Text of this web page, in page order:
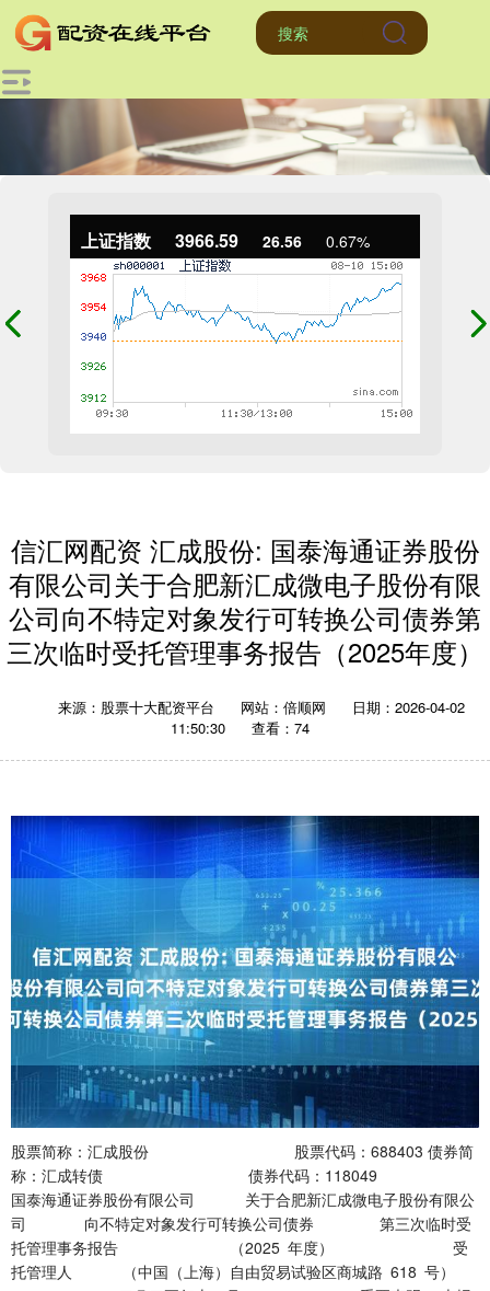
上证指数 3966.59 26.56 0.67%
信汇网配资 汇成股份: 国泰海通证券股份
有限公司关于合肥新汇成微电子股份有限
公司向不特定对象发行可转换公司债券第
三次临时受托管理事务报告（2025年度）
来源：股票十大配资平台 网站：倍顺网
日期：2026-04-02
11:50:30
查看：74
股票简称：汇成股份 股票代码：688403 债券简称：汇成转债 债券代码：118049 国泰海通证券股份有限公司 关于合肥新汇成微电子股份有限公司 向不特定对象发行可转换公司债券 第三次临时受托管理事务报告 （2025 年度） 受托管理人 （中国（上海）自由贸易试验区商城路 618 号） 二〇二五年十一月 重要声明 本报告依据《可转换公司债券管理办法》《公司债券发行与交易管理办法》 《合肥新汇成微电子股份有限公司向不特定对象发行可转换公司债券受托管理 协议》（以下简称“《受托管理协议》”）《合肥新汇成微电子股份有限公司向不特 定对象发行可转换公司债券募集说明书》 （以下简称“募集说明书”）等相关规定 和约定、公开信息披露文件，以及合肥新汇成微电子股份有限公司（以下简称“公 司” “汇成股份”或“发行人”）出具的相关说明文件以及提供的相关资料等，由 本次可转债受托管理人国泰海通证券股份有限公司（以下简称“受托管理人”、 “国泰海通”）编制。国泰海通对本报告中所包含的从上述文件中引述内容和信 息未进行独立验证，也不就该等引述内容和信息的真实性、准确性和完整性做出 任何保证或承担任何责任。 本报告不构成对投资者进行或不进行某项行为的推荐意见，投资者应对相关 事宜做出独立判断，而不应将本报告中的任何内容据以作为国泰海通所作的承诺 或声明。请投资者独立征询专业机构意见，在任何情况下，投资者不能将本报告 作为投资行为依据。 国泰海通作为汇成股份向不特定对象发行可转换公司债券（债券简称：汇 成转债，债券代码：118049，以下简称“本次可转债”）的受托管理人，持续密 切关注对债券持有人权益有重大影响的事项。根据《公司债券发行与交易管理办 法》 《公司债券受托管理人执业行为准则》 《可转换公司债券管理办法》等相关规 定、本次可转债《受托管理协议》的约定以及发行人的相关公告，现就本次可转 债重大事项报告如下： 一、注册文件及注册规模 经中国证券监督管理委员会《关于同意合肥新汇成微电子股份有限公司向不 特定对象发行可转换公司债券注册的批复》 （证监许可[2024]883 号）批复，公司 向不特定对象发行 1,148.70 万张可转换公司债券，每张面值人民币 100 元，期限 净额为人民币 114,252.79 万元。 经上海证券交易所自律监管决定书[2024]114 号文同意，公司本次发行的 易，债券简称“汇成转债”，债券代码“118049”。 二、本次债券基本情况 （一）本次发行证券的类型 本次发行证券的种类为可转换为公司 A 股股票的可转换公司债券。本次可 转换公司债券及未来转换的公司 A 股股票将在上海证券交易所科创板上市。 （二）发行数量 本次发行的可转债共计 1,148,700 手（11,487,000 张）。 （三）证券面值和发行价格 本次发行的可转换公司债券每张面值为人民币 100 元，按面值发行。 （四）债券期限 本次发行的可转债期限为自发行之日起 6 年，即 2024 年 8 月 7 日至 2030 年 8 月 6 日。 （五）债券利率 本次发行的可转换公司债券票面利率为第一年 0.20%、第二年 0.40%、第三 年 0.60%、第四年 1.50%、第五年 1.80%、第六年 2.00%。 （六）还本付息的期限和方式 本次发行的可转换公司债券采用每年付息一次的付息方式，到期归还未偿还 的可转换公司债券本金并支付最后一年利息。 计息年度的利息（以下简称“年利息”）指可转换公司债券持有人按持有的 可转换公司债券票面总金额自可转换公司债券发行首日起每满一年可享受的当 期利息。 年利息的计算公式为：I=B×i I：指年利息额； B：指本次发行的可转换公司债券持有人在计息年度（以下简称“当年”或 “每年”）付息债权登记日持有的本次可转换公司债券票面总金额； i：指本次可转换公司债券的当年票面利率。 （1）本次发行的可转换公司债券采用每年付息一次的付息方式，计息起始 日为本次可转换公司债券发行首日。 （2）付息日：每年的付息日为本次发行的可转换公司债券发行首日起每满 一年的当日。如该日为法定节假日或休息日，则顺延至下一个交易日，顺延期间 不另付息。每相邻的两个付息日之间为一个计息年度。 （3）付息债权登记日：每年的付息债权登记日为每年付息日的前一交易日， 公司将在每年付息日之后的五个交易日内支付当年利息。在付息债权登记日前 （包括付息债权登记日）申请转换成公司股票的可转换公司债券，公司不再向其 持有人支付本计息年度及以后计息年度的利息。 （4）本次可转换公司债券持有人所获得利息收入的应付税项由持有人承担。 公司将在本次可转债期满后五个工作日内办理完毕偿还债券余额本息的事 项。 （七）转股期限 本次发行的可转债转股期自可转债发行结束之日 2024 年 8 月 13 日（T+4 日） 起满 6 个月后的第一个交易日（2025 年 2 月 13 日）起至可转债到期日（2030 年 8 月 6 日）止（如遇法定节假日或休息日则延至其后的第一个工作日，顺延期 间付息款项不另计息）。 （八）转股价格调整的原则及方式 本次发行的可转债的初始转股价格为 7.70 元/股，不低于募集说明书公告日 前二十个交易日公司 A 股股票交易均价（若在该二十个交易日内发生过因除权、 除息引起股价调整的情形，则对调整前交易日的交易价按经过相应除权、除息调 整后的价格计算）和前一个交易日公司 A 股股票交易均价。 前二十个交易日公司 A 股股票交易均价=前二十个交易日公司 A 股股票交易 总额/该二十个交易日公司 A 股股票交易总量； 前一个交易日公司 A 股股票交易均价=前一个交易日公司 A 股股票交易总额 /该日公司 A 股股票交易总量。 在本次发行之后，当公司发生派送股票股利、转增股本、增发新股（不包括 因本次发行的可转换公司债券转股而增加的股本）或配股、派送现金股利等情况 使公司股份发生变化时，将按下述公式进行转股价格的调整（保留小数点后两位， 最后一位四舍五入）： 派送股票股利或转增股本：P1=P0/(1+n)； 增发新股或配股：P1=(P0+A×k)/(1+k)； 上述两项同时进行：P1=(P0+A×k)/(1+n+k)； 派送现金股利：P1=P0-D； 上述三项同时进行：P1＝(P0-D+A×k)/(1+n+k) 其中：P0 为调整前转股价，n 为派送股票股利或转增股本率，k 为增发新股 或配股率，A 为增发新股价或配股价，D 为每股派送现金股利，P1 为调整后转 股价。 当公司出现上述股份和/或股东权益变化情况时，将依次进行转股价格调整， 并在上海证券交易所网站（http://www.sse.com.cn）或中国证监会指定的其他上 市公司信息披露媒体上刊登董事会决议公告，并于公告中载明转股价格调整日、 调整办法及暂停转股期间（如需）。当转股价格调整日为本次发行的可转换公司 债券持有人转股申请日或之后，转换股份登记日之前，则该持有人的转股申请按 公司调整后的转股价格执行。 当公司可能发生股份回购、合并、分立或任何其他情形使公司股份类别、数 量和/或股东权益发生变化从而可能影响本次发行的可转换公司债券持有人的债 权利益或转股衍生权益时，公司将视具体情况按照公平、公正、公允的原则以及 充分保护本次发行的可转换公司债券持有人权益的原则调整转股价格。有关转股 价格调整内容及操作办法将依据届时国家有关法律法规、证券监管部门和上海证 券交易所的相关规定来制订。 因实施 2024 年年度权益分派， “汇成转债”转股价格由 7.70 元/股调整为 7.61 元/股，调整后的转股价格于 2025 年 5 月 16 日生效。具体内容详见公司于 2025 年 5 月 12 日在上海证券交易所网站（www.sse.com.cn）披露的《关于实施 2024 年年度权益分派调整可转债转股价格暨转股复牌的提示性公告》（公告编号 （九）转股价格向下修正条款 在本次发行的可转换公司债券存续期间，当公司A股股票在任意连续三十个 交易日中至少有十五个交易日的收盘价低于当期转股价格的85%时，公司董事 会有权提出转股价格向下修正方案并提交公司股东大会表决。 上述方案须经出席会议的股东所持表决权的三分之二以上通过方可实施。 股东大会进行表决时，持有本次发行的可转换公司债券的股东应当回避。修正 后的转股价格应不低于该次股东大会召开日前二十个交易日公司A股股票交易 均价和前一个交易日公司A股股票交易均价之间的较高者，同时修正后的转股价 格不低于最近一期经审计的每股净资产和股票面值。转股价格不得向上修正。 若在前述三十个交易日内发生过转股价格调整的情形，则在转股价格调整 日前的交易日按调整前的转股价格和收盘价计算，在转股价格调整日及之后的 交易日按调整后的转股价格和收盘价计算。 如公司决定向下修正转股价格时，公司将在上海证券交易所网站或中国证监 会指定的其他信息披露媒体上刊登相关公告，公告修正幅度、股权登记日和暂停 转股期间（如需）等相关信息。从股权登记日后的第一个交易日（即转股价格修 正日），开始恢复转股申请并执行修正后的转股价格。若转股价格修正日为转股 申请日或之后，且为转换股份登记日之前，该类转股申请应按修正后的转股价格 执行。 （十）转股股数确定方式以及转股时不足一股金额的处理办法 债券持有人在转股期内申请转股时，转股数量的计算方式为 Q=V/P，并以去 尾法取一股的整数倍。其中：Q：指可转换公司债券的转股数量；V：指可转换 公司债券持有人申请转股的可转换公司债券票面总金额；P：指申请转股当日有 效的转股价格。 可转换公司债券持有人申请转换成的股份须为整数股。转股时不足转换 1 股的可转换公司债券余额，公司将按照中国证监会、上海证券交易所等部门的有 关规定，在转股日后的五个交易日内以现金兑付该部分可转换公司债券的票面余 额以及该余额对应的当期应计利息，按照四舍五入原则精确到 0.01 元。 （十一）赎回条款 在本次发行的可转换公司债券期满后五个交易日内，公司将按债券面值的 在本次发行的可转换公司债券转股期内，当下述两种情形的任意一种出现 时，公司有权决定按照债券面值加当期应计利息的价格赎回全部或部分未转股的 可转换公司债券： （1）在转股期内，如果公司股票在连续三十个交易日中至少十五个交易日 的收盘价格不低于当期转股价格的 130%（含 130%）； （2）当本次发行的可转换公司债券未转股余额不足 3,000 万元时。 上述当期应计利息的计算公式为：IA=B×i×t/365 IA：指当期应计利息； B：指本次发行的可转换公司债券持有人持有的可转换公司债券票面总金 额； i：指可转换公司债券当年票面利率； t：指计息天数，即从上一个付息日起至本计息年度赎回日止的实际日历天 数（算头不算尾）。 若在前述三十个交易日内发生过转股价格调整的情形，则在调整前的交易日 按调整前的转股价格和收盘价计算，调整日及调整后的交易日按调整后的转股价 格和收盘价计算。 （十二）回售条款 在本次发行的可转换公司债券最后两个计息年度，如果公司股票在任何连 续三十个交易日的收盘价格低于当期转股价的 70%时，可转换公司债券持有人 有权将其持有的全部或部分可转换公司债券按面值加上当期应计利息的价格 回售给公司，当期应计利息的计算方式参见“（十一）赎回条款”的相关内容。 若在前述三十个交易日内发生过转股价格因发生派送股票股利、转增股本、 增发新股（不包括因六个月后的第一个交易日起而增加的股本）、配股以及派发 现金股利等情况而调整的情形，则在调整前的交易日按调整前的转股价格和收 盘价格计算，在调整后的交易日按调整后的转股价格和收盘价格计算。如果出 现转股价格向下修正的情况，则上述连续三十个交易日须从转股价格调整之后 的第一个交易日起重新计算。 本次发行的可转换公司债券最后两个计息年度，可转换公司债券持有人在 每个计息年度回售条件首次满足后可按上述约定条件行使回售权一次，若在首 次满足回售条件而可转换公司债券持有人未在公司届时公告的回售申报期内申 报并实施回售的，该计息年度不能再行使回售权，可转换公司债券持有人不能 多次行使部分回售权。 若公司本次发行的可转换公司债券募集资金投资项目的实施情况与公司在 募集说明书中的承诺情况相比出现重大变化，且该变化被中国证监会或上海证券 交易所认定为改变募集资金用途的，可转换公司债券持有人享有一次以面值加上 当期应计利息的价格向公司回售其持有的全部或部分可转换公司债券的权利，可 转换公司债券持有人在满足附加回售条件后，可以在附加回售申报期内进行回 售，在该次附加回售申报期内不实施回售的，不应再行使附加回售权。 当期应计利息的计算方式参见“（十一）赎回条款”的相关内容。 （十三）转股年度有关股利的归属 因本次发行的可转债转股而增加的公司 A 股股票享有与原 A 股股票同等的 权益，在股利发放的股权登记日当日下午收市后登记在册的所有 A 股普通股股 东（含因可转债转股形成的股东）均参与当期股利分配，享有同等权益。 （十四）债券持有人会议相关事项 （1）债券持有人的权利 ①依照其所持有的本次可转换公司债券数额享有约定利息； ②根据可转换公司债券募集说明书约定条件将所持有的本次可转换公司债 券转为公司股票； ③根据可转换公司债券募集说明书约定的条件行使回售权； ④依照法律、行政法规及公司章程的规定转让、赠与或质押其所持有的本次 可转换公司债券；依照其所持有的本次可转换公司债券数额享有约定利息； ⑤依照法律、公司章程的规定获得有关信息； ⑥按募集说明书约定的期限和方式要求公司偿付本次可转换公司债券本息； ⑦依照法律、行政法规等相关规定参与或者委托代理人参与债券持有人会议 并行使表决权； ⑧法律、行政法规及公司章程所赋予的其作为公司债权人的其他权利。 （2）债券持有人的义务 ①遵守公司所发行的本次可转换公司债券条款的相关规定； ②依其所认购的本次可转换公司债券数额缴纳认购资金； ③遵守债券持有人会议形成的有效决议； ④除法律、法规规定及募集说明书约定之外，不得要求公司提前偿付本次 可转换公司债券的本金和利息； ⑤法律、行政法规及公司章程规定应当由本次可转换公司债券持有人承担 的其他义务。 在本次发行的可转换公司债券存续期内及期满赎回期限内，发生下列情形之 一的，公司董事会应召集债券持有人会议： （1）公司拟变更募集说明书的约定； （2）拟修改可转换公司债券持有人会议规则； （3）拟变更受托管理人或受托管理协议的主要内容； （4）公司未能按期支付当期应付的可转换公司债券本息； （5）公司发生减资（因员工持股计划、股权激励或履行业绩承诺导致股份 回购的减资，以及为维护公司价值及股东权益所必须回购股份导致的减资除外）、 合并、分立、被托管、解散、重整或者申请破产； （6）担保人（如有）或担保物（如有）或其他偿债保障措施发生重大变化； （7）债券受托管理人、公司董事会、单独或合计持有本期可转债 10%以上 未偿还债券面值的债券持有人书面提议召开； （8）公司管理层不能正常履行职责，导致发行人债务清偿能力面临严重不 确定性，需要依法采取行动的； （9）公司提出重大债务重组方案的； （10）发生其他对债券持有人权益有重大实质影响的事项； （11）根据法律、行政法规、中国证监会、上海证券交易所及可转换公司债 券持有人会议规则的规定，应当由债券持有人会议审议并决定的其他事项。 下列机构或人士可以提议召开债券持有人会议： （1）债券受托管理人； （2）公司董事会； （3）单独或合计持有当期未偿还的可转债面值总额 10%以上的债券持有人 书面提议； （4）相关法律法规、中国证监会、上海证券交易所规定的其他机构或人士。 （1）向会议提交的每一议案应由与会的有权出席债券持有人会议的债券持 有人或其正式委托的代理人投票表决。每一张未偿还的债券（面值为人民币 100 元）拥有一票表决权。 同一表决权只能选择现场、网络或其他表决方式中的一种。同一表决权出现 重复表决的以第一次投票结果为准。 （2）公告的会议通知载明的各项拟审议事项或同一拟审议事项内并列的各 项议题应当逐项分开审议、表决。除因不可抗力等特殊原因导致会议中止或不能 作出决议外，会议不得对会议通知载明的拟审议事项进行搁置或不予表决。会议 对同一事项有不同提案的，应以提案提出的时间顺序进行表决，并作出决议。 债券持有人会议不得就未经公告的事项进行表决。债券持有人会议审议拟审 议事项时，不得对拟审议事项进行变更，任何对拟审议事项的变更应被视为一个 新的拟审议事项，不得在本次会议上进行表决。 （3）债券持有人会议采取记名方式投票表决。债券持有人或其代理人对拟 审议事项表决时，只能投票表示：同意或反对或弃权。未填、错填、字迹无法辨 认的表决票所持有表决权对应的表决结果应计为废票，不计入投票结果。未投的 表决票视为投票人放弃表决权，不计入投票结果。 （4）债券持有人进行表决时，每一张未偿还的债券享有一票表决权，下述 债券持有人在债券持有人会议上可以发表意见，但没有表决权，并且其所代表的 本期可转债张数不计入出席债券持有人会议的出席张数： ①债券持有人为持有公司 5%以上股权的公司股东； ②上述公司股东、发行人及担保人（如有）的关联方。 （5）会议设监票人两名，负责会议计票和监票。监票人由会议主席推荐并 由出席会议的债券持有人（或债券持有人代理人）担任。与公司有关联关系的债 券持有人及其代理人不得担任监票人。 每一审议事项的表决投票时，应当由至少两名债券持有人（或债券持有人代 理人）同一名公司授权代表参加清点，并由清点人当场公布表决结果。律师负责 见证表决过程。 （6）会议主席根据表决结果确认债券持有人会议决议是否获得通过，并应 当在会上宣布表决结果。决议的表决结果应载入会议记录。 （7）会议主席如果对提交表决的决议结果有任何怀疑，可以对所投票数进 行重新点票；如果会议主席未提议重新点票，出席会议的债券持有人（或债券持 有人代理人）对会议主席宣布结果有异议的，有权在宣布表决结果后立即要求重 新点票，会议主席应当即时组织重新点票。 （8）除本规则另有规定外，债券持有人会议须经出席会议的代表二分之一 以上本期未偿还债券面值总额的债券持有人（或债券持有人代理人）同意方能形 成有效决议。 （9）债券持有人会议决议自表决通过之日起生效，但其中需经有权机构批 准的，经有权机构批准后方能生效。依照有关法律、法规、《募集说明书》和本 规则的规定，经表决通过的债券持有人会议决议对本次可转债全体债券持有人 （包括未参加会议或明示不同意见的债券持有人）具有法律约束力。 任何与本次可转债有关的决议如果导致变更发行人与债券持有人之间的权 利义务关系的，除法律、法规、部门规章和《募集说明书》明确规定债券持有人 作出的决议对发行人有约束力外： ①如该决议是根据债券持有人的提议作出的，该决议经债券持有人会议表决 通过并经发行人书面同意后，对发行人和全体债券持有人具有法律约束力； ②如果该决议是根据发行人的提议作出的，经债券持有人会议表决通过后， 对发行人和全体债券持有人具有法律约束力。 （十五）构成可转债违约的情形、违约责任及其承担方式以及可转债发生违约 后的诉讼、仲裁或其他争议解决机制 在本次债券存续期内，以下事件构成发行人在债券受托管理协议和本次债券 项下的违约事件： （1）公司未能按时完成本次债券或本期债券的本息兑付； （2）除债券受托管理协议另有约定外，公司不履行或违反债券受托管理协 议关于公司义务的规定，出售重大资产以致对公司本次债券或本期债券的还本付 息能力产生实质不利影响； （3）公司丧失清偿能力、被法院指定接管人或已开始与破产、清算相关的 诉讼程序； （4）公司发生未能清偿到期债务的违约情况；债务种类包括但不限于中期 票据、短期融资券、企业债券、公司债券、可转换债券、可分离债券等直接融资 债务，以及银行贷款、承兑汇票等间接融资债务； （5）公司未按照债券持有人会议规则规定的程序，私自变更本次债券或本 期债券募集资金用途； （6）其他对本次债券或本期债券的按期付息兑付产生重大不利影响的情形。 上述违约事件发生时，发行人应当承担相应的违约责任，包括但不限于按照 募集说明书的约定向可转债持有人及时、足额支付本金及/或利息以及迟延支付 本金及/或利息产生的罚息、违约金等，并就可转债受托管理人因公司违约事件 承担相关责任造成的损失予以赔偿。 受托管理协议项下所产生的或与受托管理协议有关的任何争议，首先应在争 议各方之间协商解决。如果协商解决不成，双方约定通过向受托管理人住所所在 地有管辖权人民法院提起诉讼方式解决争议。 当产生任何争议及任何争议正按前条约定进行解决时，除争议事项外，各方 有权继续行使受托管理协议项下的其他权利，并应履行受托管理协议项下的其他 义务。 （十六）募集资金用途 公司本次向不特定对象发行可转换公司债券募集资金总额为 114,870.00 万 元，扣除发行费用后的募集资金净额将用于投入以下项目： 单位：万元 本次募集资金 调整后募集资 序号 项目 投资总额 拟投入金额 金投资金额 圆金凸块制造与晶圆测试扩能项目 圆测试与覆晶封装扩能项目 合计 138,711.04 114,870.00 114,252.79 （十七）担保事项 本次向不特定对象发行可转债不设担保。 （十八）评级情况 本次可转换公司债券经中证鹏元资信评估股份有限公司（以下简称“中证鹏 元”）评级，根据中证鹏元出具的信用评级报告，发行人主体信用评级为 AA-， 评级展望为稳定，本次可转换公司债券信用评级为 AA-。 中证鹏元已于 2025 年 6 月 11 日出具债券跟踪评级报告（中鹏信评【2025】 跟踪第【134】号 01），维持公司主体信用评级结果为“AA-”，评级展望维持“稳 定”，维持“汇成转债”评级结果为“AA-”。 本次发行的可转换公司债券上市后，在债券存续期内，中证鹏元将对本次债 券的信用状况进行定期或不定期跟踪评级，并出具跟踪评级报告。定期跟踪评级 在债券存续期内每年至少进行一次。 （十九）募集资金的存管 公司已制定募集资金管理制度，本次发行可转换公司债券的募集资金存放于